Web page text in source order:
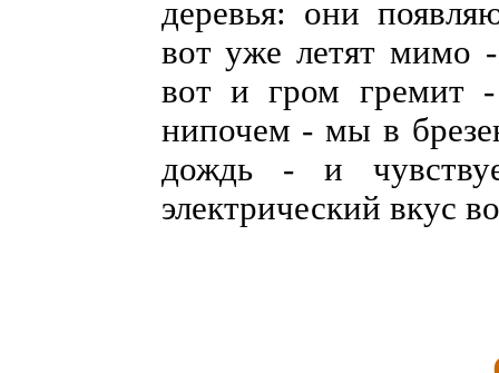
деревья: они
вот уже летят мимо
вот и гром гремит
нипочем - мы в
дождь - и
электрический вкус